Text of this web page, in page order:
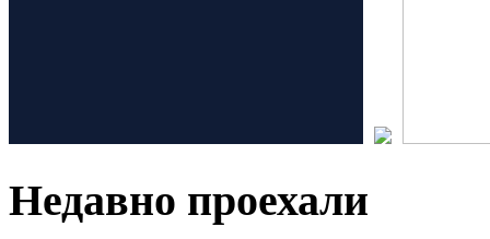
Недавно проехали